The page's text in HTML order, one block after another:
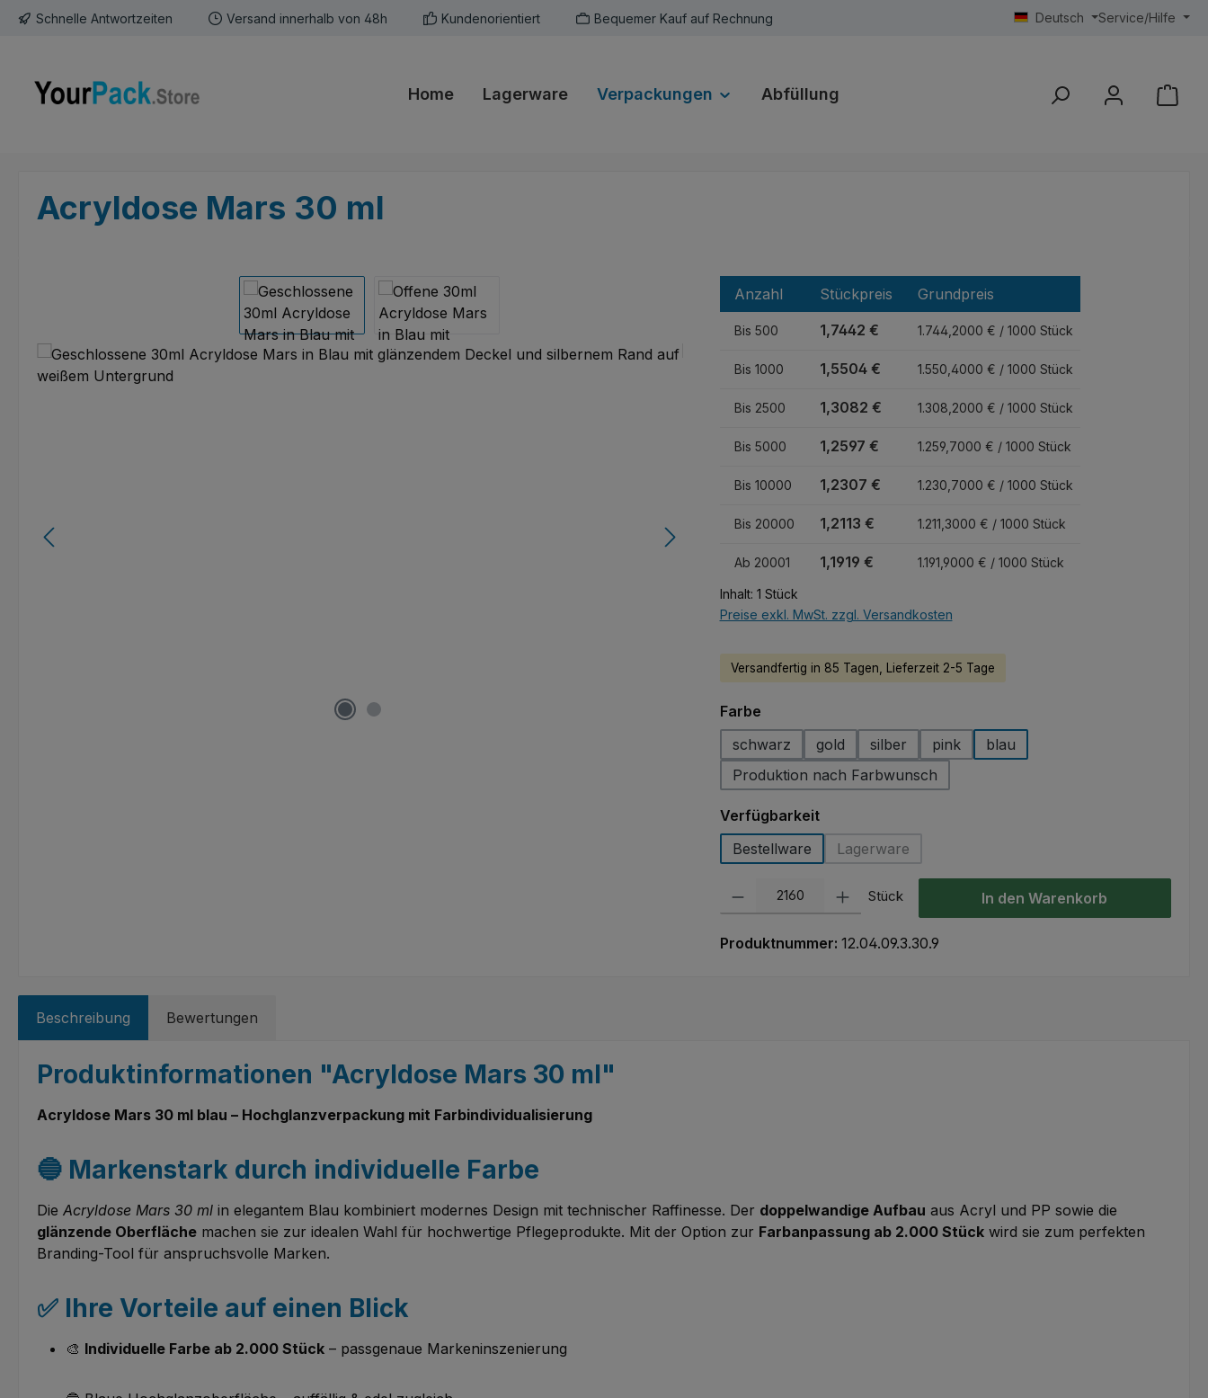
Hauptinhalt springen
Zur Suche springen
Zur Hauptnavigation springen
Schnelle Antwortzeiten Versand innerhalb von 48h Kundenorientiert Bequemer Kauf auf Rechnung Deutsch Service/Hilfe
Home Lagerware Verpackungen Abfüllung
Acryldose Mars 30 ml
Anzahl Stückpreis Grundpreis
Bis 500 1,7442 € 1.744,2000 € / 1000 Stück
Bis 1000 1,5504 € 1.550,4000 € / 1000 Stück
Bis 2500 1,3082 € 1.308,2000 € / 1000 Stück
Bis 5000 1,2597 € 1.259,7000 € / 1000 Stück
Bis 10000 1,2307 € 1.230,7000 € / 1000 Stück
Bis 20000 1,2113 € 1.211,3000 € / 1000 Stück
Ab 20001 1,1919 € 1.191,9000 € / 1000 Stück
Inhalt: 1 Stück
Preise exkl. MwSt. zzgl. Versandkosten
Versandfertig in 85 Tagen, Lieferzeit 2-5 Tage
Farbeauswählen
schwarz
gold silber pink
blau
Produktion nach Farbwunsch
Verfügbarkeitauswählen
Bestellware
Lagerware
(Diese Option ist zurzeit nicht verfügbar.)
Produkt Anzahl: Gib den gewünschten Wert ein oder benutze die Schaltflächen
Stück In den Warenkorb
Produktnummer: 12.04.09.3.30.9
Beschreibung Bewertungen
Produktinformationen "Acryldose Mars 30 ml"
Acryldose Mars 30 ml blau – Hochglanzverpackung mit Farbindividualisierung
🔵 Markenstark durch individuelle Farbe
Die Acryldose Mars 30 ml in elegantem Blau kombiniert modernes Design mit technischer Raffinesse. Der doppelwandige Aufbau aus Acryl und PP sowie die
glänzende Oberfläche machen sie zur idealen Wahl für hochwertige Pflegeprodukte. Mit der Option zur Farbanpassung ab 2.000 Stück wird sie zum perfekten
Branding-Tool für anspruchsvolle Marken.
✅ Ihre Vorteile auf einen Blick
🎨 Individuelle Farbe ab 2.000 Stück – passgenaue Markeninszenierung